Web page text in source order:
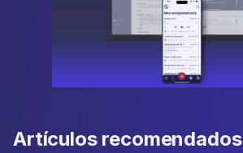
Artículos recomendados